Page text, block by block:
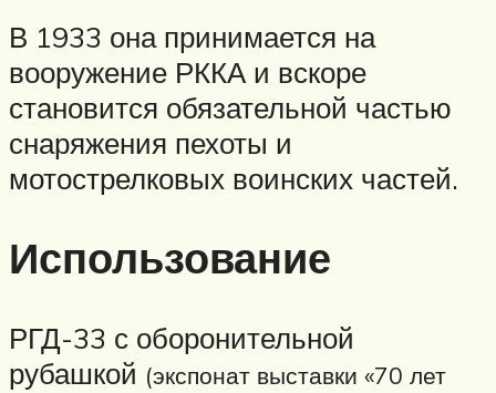
В 1933 она принимается на
вооружение РККА и вскоре
становится обязательной частью
снаряжения пехоты и
мотострелковых воинских частей.
Использование
РГД-33 с оборонительной
рубашкой (экспонат выставки «70 лет